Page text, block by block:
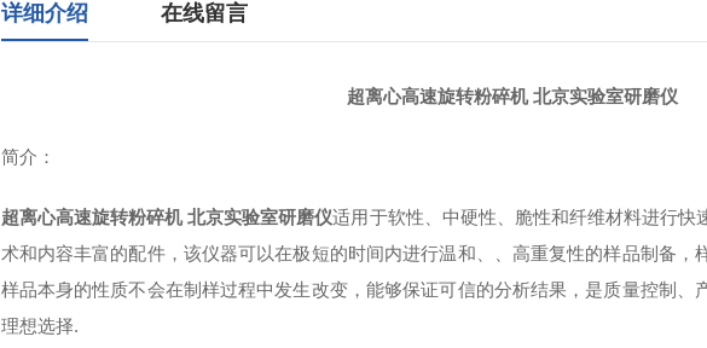
详细介绍 在线留言
超离心高速旋转粉碎机 北京实验室研磨仪
简介：
超离心高速旋转粉碎机 北京实验室研磨仪适用于软性、中硬性、脆性和纤维材料进行快
术和内容丰富的配件，该仪器可以在极短的时间内进行温和、、高重复性的样品制备，
样品本身的性质不会在制样过程中发生改变，能够保证可信的分析结果，是质量控制、
理想选择.